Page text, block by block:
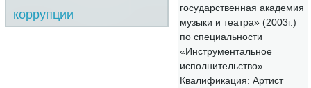
коррупции
государственная академия
музыки и театра» (2003г.)
по специальности
«Инструментальное
исполнительство».
Квалификация: Артист